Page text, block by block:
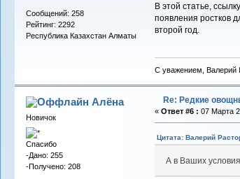
Сообщений: 258
Рейтинг: 2292
Республика Казахстан Алматы
В этой статье,
появления ростков
второй год.
С уважением, Валерий
Алёна
Новичок
Спасибо
-Дано: 255
-Получено: 208
Re: Редкие
« Ответ #6 : 07 Марта
Цитата: Валерий
А в Ваших